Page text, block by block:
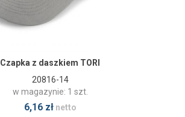
Czapka z daszkiem TORI
20816-14
w magazynie: 1 szt.
6,16 złnetto